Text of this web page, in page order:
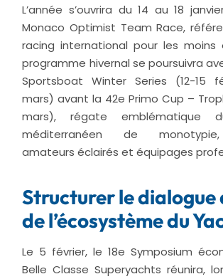
L’année s’ouvrira du 14 au 18
Monaco Optimist Team Race,
racing international pour les moins
programme hivernal se poursuivra
Sportsboat Winter Series (12-15
mars) avant la 42e Primo Cup –
mars), régate emblématique
méditerranéen de
amateurs éclairés et équipages
Structurer le dialogue
de l’écosystème du
Le 5 février, le 18e Symposium
Belle Classe Superyachts réunira,